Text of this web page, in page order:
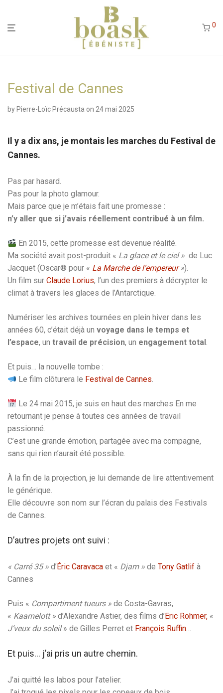
0
Festival de Cannes
by Pierre-Loïc Précausta on 24 mai 2025
Il y a dix ans, je montais les marches du Festival de
Cannes.
Pas par hasard.
Pas pour la photo glamour.
Mais parce que je m’étais fait une promesse :
n’y aller que si j’avais réellement contribué à un film.
En 2015, cette promesse est devenue réalité.
Ma société avait post-produit « La glace et le ciel » de Luc
Jacquet (Oscar® pour « La Marche de l’empereur»).
Un film sur Claude Lorius, l’un des premiers à décrypter le
climat à travers les glaces de l’Antarctique.
Numériser les archives tournées en plein hiver dans les
années 60, c’était déjà un voyage dans le temps et
l’espace, un travail de précision, un engagement total.
Et puis… la nouvelle tombe :
Le film clôturera le Festival de Cannes.
Le 24 mai 2015, je suis en haut des marches En me
retournant je pense à toutes ces années de travail
passionné.
C’est une grande émotion, partagée avec ma compagne,
sans qui rien n’aurait été possible.
À la fin de la projection, je lui demande de lire attentivement
le générique.
Elle découvre son nom sur l’écran du palais des Festivals
de Cannes.
D’autres projets ont suivi :
« Carré 35 » d’Éric Caravaca et « Djam » de Tony Gatlif à
Cannes
Puis « Compartiment tueurs » de Costa-Gavras,
« Kaamelott » d’Alexandre Astier, des films d’Eric Rohmer, «
J’veux du soleil» de Gilles Perret et François Ruffin…
Et puis… j’ai pris un autre chemin.
J’ai quitté les labos pour l’atelier.